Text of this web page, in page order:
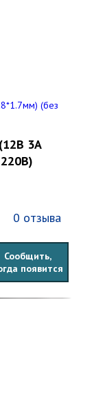
3А
0 отзыва
Сообщить,
появится